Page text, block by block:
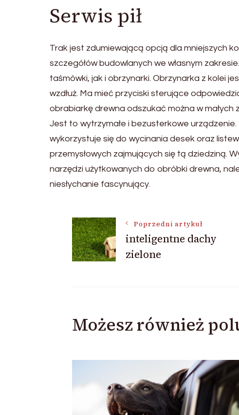
Serwis pił
Trak jest zdumiewającą opcją dla mniejszych
szczegółów budowlanych we własnym
taśmówki, jak i obrzynarki. Obrzynarka z kolei
wzdłuż. Ma mieć przyciski sterujące
obrabiarkę drewna odszukać można w małych
Jest to wytrzymałe i bezusterkowe
wykorzystuje się do wycinania desek oraz
przemysłowych zajmujących się tą dziedziną.
narzędzi użytkowanych do obróbki drewna,
niesłychanie fascynujący.
Nawigacja
wpisu
Poprzedni artykuł
inteligentne dachy
zielone
Możesz również